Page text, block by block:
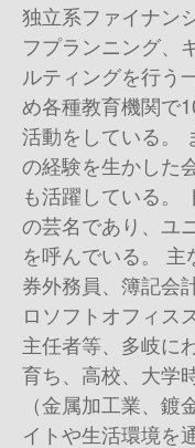
独立系ファイナン
フプランニング、
ルティングを行う
め各種教育機関で
活動をしている。
の経験を生かした
も活躍している。
の芸名であり、ユ
を呼んでいる。
券外務員、簿記会
ロソフトオフィス
主任者等、多岐に
育ち、高校、大学
（金属加工業、
イトや生活環境を